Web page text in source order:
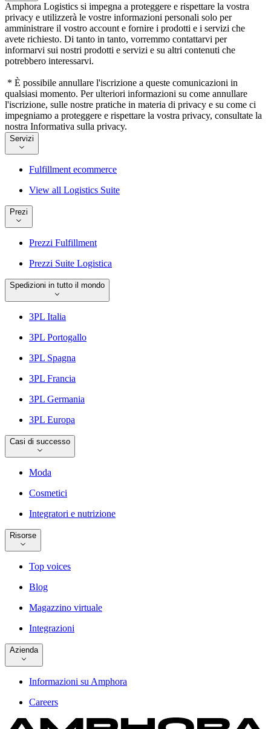
Amphora Logistics si impegna a proteggere e rispettare la vostra
privacy e utilizzerà le vostre informazioni personali solo per
amministrare il vostro account e fornire i prodotti e i servizi che
avete richiesto. Di tanto in tanto, vorremmo contattarvi per
informarvi sui nostri prodotti e servizi e su altri contenuti che
potrebbero interessarvi.
* È possibile annullare l'iscrizione a queste comunicazioni in
qualsiasi momento. Per ulteriori informazioni su come annullare
l'iscrizione, sulle nostre pratiche in materia di privacy e su come ci
impegniamo a proteggere e rispettare la vostra privacy, consultate la
nostra Informativa sulla privacy.
Servizi
Fulfillment ecommerce
View all Logistics Suite
Prezi
Prezzi Fulfillment
Prezzi Suite Logistica
Spedizioni in tutto il mondo
3PL Italia
3PL Portogallo
3PL Spagna
3PL Francia
3PL Germania
3PL Europa
Casi di successo
Moda
Cosmetici
Integratori e nutrizione
Risorse
Top voices
Blog
Magazzino virtuale
Integrazioni
Azienda
Informazioni su Amphora
Careers